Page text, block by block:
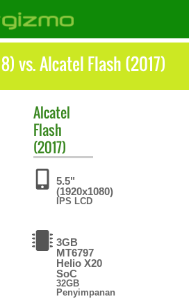
vs. Alcatel Flash (2017)
Alcatel
Flash
(2017)
5.5"
(1920x1080)
IPS LCD
3GB
MT6797
Helio X20
SoC
32GB
Penyimpanan